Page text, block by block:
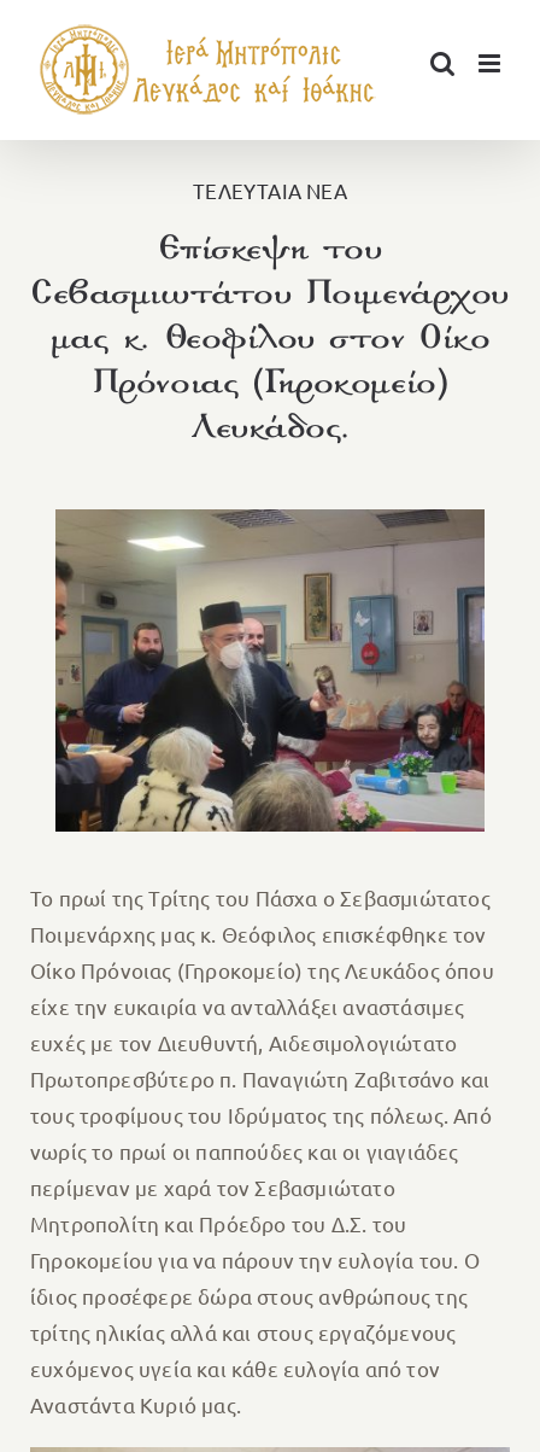
περιεχόμενο
ΤΕΛΕΥΤΑΙΑ ΝΕΑ
Επίσκεψη του
Σεβασμιωτάτου Ποιμενάρχου
μας κ. Θεοφίλου στον Οίκο
Πρόνοιας (Γηροκομείο)
Λευκάδος.
Το πρωί της Τρίτης του Πάσχα ο Σεβασμιώτατος
Ποιμενάρχης μας κ. Θεόφιλος επισκέφθηκε τον
Οίκο Πρόνοιας (Γηροκομείο) της Λευκάδος όπου
είχε την ευκαιρία να ανταλλάξει αναστάσιμες
ευχές με τον Διευθυντή, Αιδεσιμολογιώτατο
Πρωτοπρεσβύτερο π. Παναγιώτη Ζαβιτσάνο και
τους τροφίμους του Ιδρύματος της πόλεως. Από
νωρίς το πρωί οι παππούδες και οι γιαγιάδες
περίμεναν με χαρά τον Σεβασμιώτατο
Μητροπολίτη και Πρόεδρο του Δ.Σ. του
Γηροκομείου για να πάρουν την ευλογία του. Ο
ίδιος προσέφερε δώρα στους ανθρώπους της
τρίτης ηλικίας αλλά και στους εργαζόμενους
ευχόμενος υγεία και κάθε ευλογία από τον
Αναστάντα Κυριό μας.